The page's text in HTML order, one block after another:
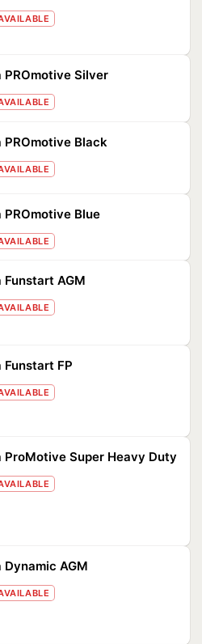
PROmotive Silver
PROmotive Black
PROmotive Blue
Funstart AGM
Funstart FP
ProMotive Super Heavy Duty
Dynamic AGM